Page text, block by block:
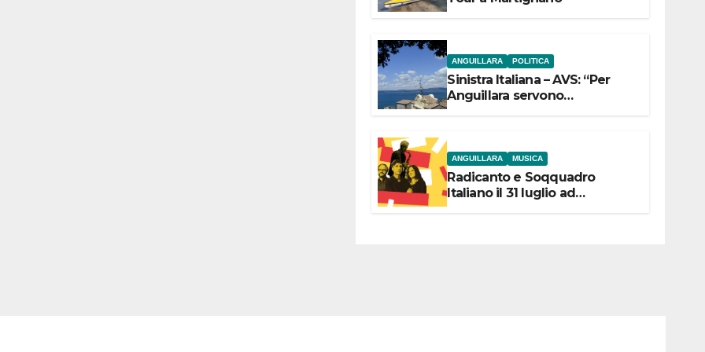
ANGUILLARA POLITICA
Sinistra Italiana – AVS: “Per
Anguillara servono
ANGUILLARA MUSICA
Radicanto e Soqquadro
Italiano il 31 luglio ad